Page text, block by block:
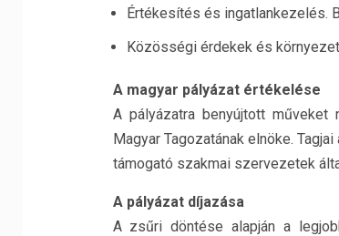
Értékesítés és ingatlankezelés.
Közösségi érdekek és
A magyar pályázat értékelése
A pályázatra benyújtott
Magyar Tagozatának elnöke.
támogató szakmai szervezetek
A pályázat díjazása
A zsűri döntése alapján a